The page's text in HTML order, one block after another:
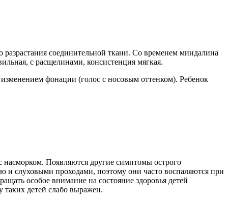
соединительной ткани. Со временем миндалина
с расщелинами, консистенция мягкая.
фонации (голос с носовым оттенком). Ребенок
насморком. Появляются другие симптомы острого
и слуховыми проходами, поэтому они часто воспаляются при
особое внимание на состояние здоровья детей
таких детей слабо выражен.